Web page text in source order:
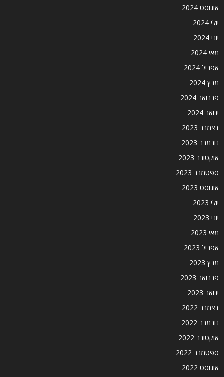
אוגוסט 2024
יולי 2024
יוני 2024
מאי 2024
אפריל 2024
מרץ 2024
פברואר 2024
ינואר 2024
דצמבר 2023
נובמבר 2023
אוקטובר 2023
ספטמבר 2023
אוגוסט 2023
יולי 2023
יוני 2023
מאי 2023
אפריל 2023
מרץ 2023
פברואר 2023
ינואר 2023
דצמבר 2022
נובמבר 2022
אוקטובר 2022
ספטמבר 2022
אוגוסט 2022